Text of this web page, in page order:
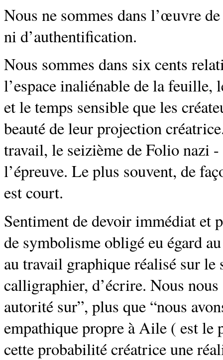
Nous ne sommes dans l’œuvre
ni d’authentification.
Nous sommes dans six cents
l’espace inaliénable de la
et le temps sensible que les
beauté de leur projection
travail, le seizième de Folio nazi
l’épreuve. Le plus souvent, de
est court.
Sentiment de devoir immédiat et
de symbolisme obligé eu égard
au travail graphique réalisé sur
calligraphier, d’écrire. Nous
autorité sur”, plus que “nous
empathique propre à Aile ( est
cette probabilité créatrice une